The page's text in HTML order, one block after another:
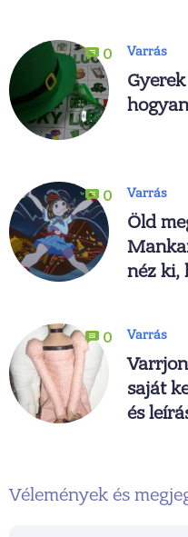
0 Varrás
0 Varrás
Öld
néz ki,
0 Varrás
saját
és
Vélemények és